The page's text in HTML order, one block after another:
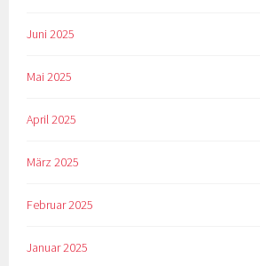
Juni 2025
Mai 2025
April 2025
März 2025
Februar 2025
Januar 2025